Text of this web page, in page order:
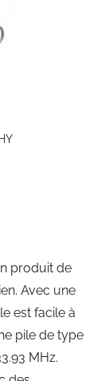
produit de
Avec une
est facile à
pile de type
MHz.